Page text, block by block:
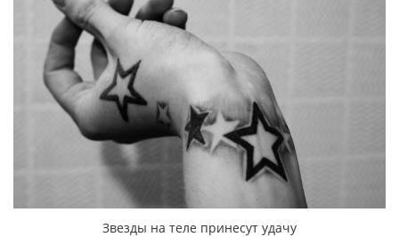
Звезды на теле принесут удачу